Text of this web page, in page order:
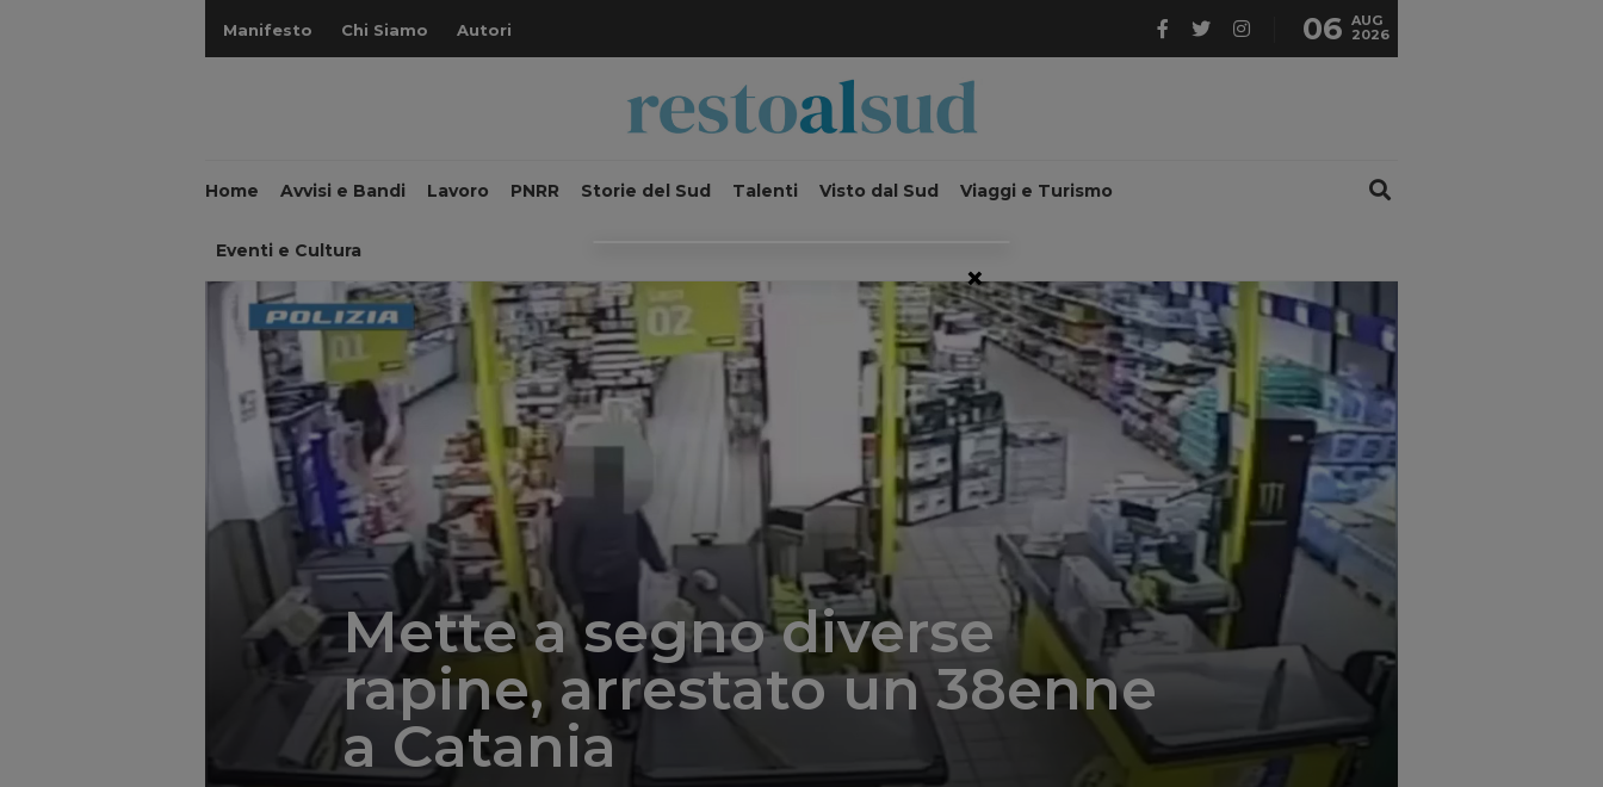
Manifesto Chi Siamo Autori 06 AUG
2026
Home Avvisi e Bandi Lavoro PNRR Storie del Sud Talenti Visto dal Sud Viaggi e Turismo
Eventi e Cultura
';
Mette a segno diverse
rapine, arrestato un 38enne
a Catania
×